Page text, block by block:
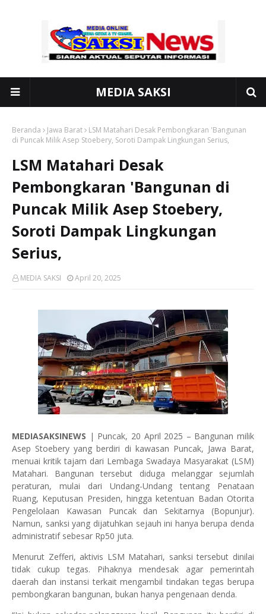
MEDIA SAKSI
Beranda Jawa Barat
LSM Matahari Desak Pembongkaran 'Bangunan
di Puncak Milik Asep Stoebery, Soroti Dampak Lingkungan Serius,
LSM Matahari Desak
Pembongkaran 'Bangunan di
Puncak Milik Asep Stoebery,
Soroti Dampak Lingkungan
Serius,
MEDIA SAKSI April 20, 2025
MEDIASAKSINEWS | Puncak, 20 April 2025 – Bangunan milik
Asep Stoebery yang berdiri di kawasan Puncak, Jawa Barat,
menuai kritik tajam dari Lembaga Swadaya Masyarakat (LSM)
Matahari. Bangunan tersebut diduga melanggar sejumlah
peraturan, mulai dari Undang-Undang tentang Penataan
Ruang, Keputusan Presiden, hingga ketentuan Badan Otorita
Pengelolaan Kawasan Puncak dan Sekitarnya (Bopunjur).
Namun, sanksi yang dijatuhkan sejauh ini hanya berupa denda
administratif sebesar Rp50 juta.
Menurut Zefferi, aktivis LSM Matahari, sanksi tersebut dinilai
tidak cukup tegas. Pihaknya mendesak agar pemerintah
daerah dan instansi terkait mengambil tindakan tegas berupa
pembongkaran bangunan, bukan hanya pengenaan denda.